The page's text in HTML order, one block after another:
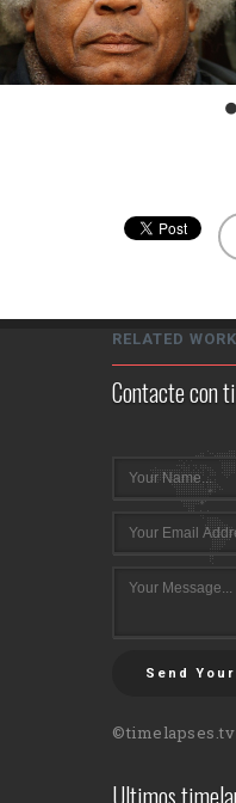
RELATED
Contacte con
Send
©timelapses.tv